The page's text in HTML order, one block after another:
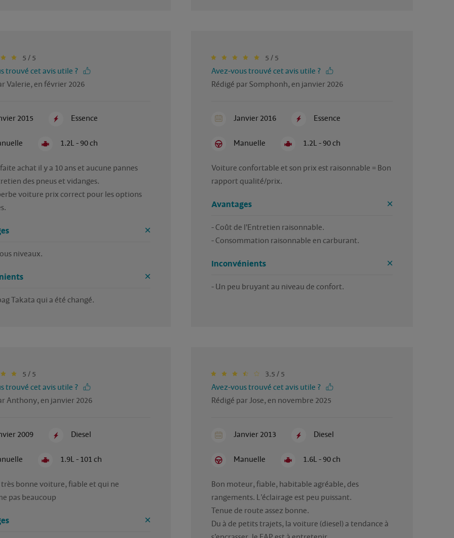
5 / 5
trouvé cet avis utile ?
Valerie, en février 2026
2015 Essence
1.2L - 90 ch
achat il y a 10 ans et aucune pannes
des pneus et vidanges.
voiture prix correct pour les options
niveaux.
Takata qui a été changé.
5 / 5
Avez-vous trouvé cet avis utile ?
Rédigé par Somphonh, en janvier 2026
Janvier 2016 Essence
Manuelle 1.2L - 90 ch
Voiture confortable et son prix est raisonnable = Bon
rapport qualité/prix.
Avantages
- Coût de l'Entretien raisonnable.
- Consommation raisonnable en carburant.
Inconvénients
5 / 5
trouvé cet avis utile ?
Anthony, en janvier 2026
2009 Diesel
1.9L - 101 ch
très bonne voiture, fiable et qui ne
pas beaucoup
3.5 / 5
Avez-vous trouvé cet avis utile ?
Rédigé par Jose, en novembre 2025
Janvier 2013 Diesel
Manuelle 1.6L - 90 ch
Bon moteur, fiable, habitable agréable, des
rangements. L’éclairage est peu puissant.
Tenue de route assez bonne.
Du à de petits trajets, la voiture (diesel) a tendance à